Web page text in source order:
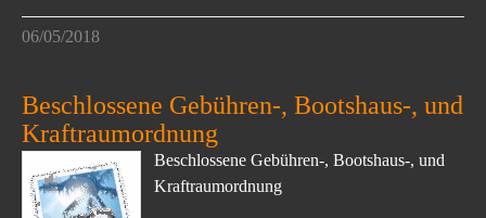
06/05/2018
Beschlossene Gebühren-, Bootshaus-, und
Kraftraumordnung
Beschlossene Gebühren-, Bootshaus-, und
Kraftraumordnung